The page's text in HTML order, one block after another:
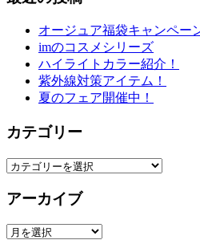
オージュア福袋キャンペー
imのコスメシリーズ
ハイライトカラー紹介！
紫外線対策アイテム！
夏のフェア開催中！
カテゴリー
カ
ゴ
ー
アーカイブ
ア